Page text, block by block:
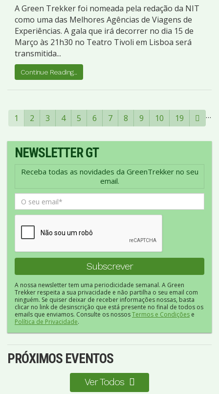
A Green Trekker foi nomeada pela redação da NIT
como uma das Melhores Agências de Viagens de
Experiências. A gala que irá decorrer no dia 15 de
Março às 21h30 no Teatro Tivoli em Lisboa será
transmitida...
Continue Reading...
1 2 3 4 5 6 7 8 9 10 …
19
NEWSLETTER GT
Receba todas as novidades da GreenTrekker no seu
email.
A nossa newsletter tem uma periodicidade semanal. A Green
Trekker respeita a sua privacidade e não partilha o seu email com
ninguém. Se quiser deixar de receber informações nossas, basta
clicar no link de desinscrição que está presente no final de todos os
emails que enviamos. Consulte os nossosTermos e Condições e
Política de Privacidade.
PRÓXIMOS EVENTOS
Ver Todos